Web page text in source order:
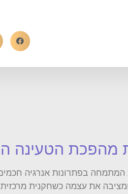
מהפכת הטעינה
בפתרונות אנרגיה
את עצמה כשחקנית